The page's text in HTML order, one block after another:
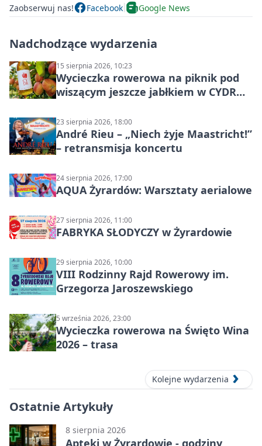
Zaobserwuj nas! Facebook Google News
Nadchodzące wydarzenia
15 sierpnia 2026, 10:23
Wycieczka rowerowa na piknik pod
wiszącym jeszcze jabłkiem w CYDR
23 sierpnia 2026, 18:00
André Rieu – „Niech żyje Maastricht!”
– retransmisja koncertu
24 sierpnia 2026, 17:00
AQUA Żyrardów: Warsztaty aerialowe
27 sierpnia 2026, 11:00
FABRYKA SŁODYCZY w Żyrardowie
29 sierpnia 2026, 10:00
VIII Rodzinny Rajd Rowerowy im.
Grzegorza Jaroszewskiego
5 września 2026, 23:00
Wycieczka rowerowa na Święto Wina
2026 – trasa
Kolejne wydarzenia
Ostatnie Artykuły
8 sierpnia 2026